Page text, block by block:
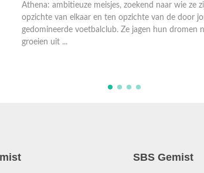
Athena: ambitieuze meisjes, zoekend naar wie ze
opzichte van elkaar en ten opzichte van de door
gedomineerde voetbalclub. Ze jagen hun dromen
groeien uit ...
SBS Gemist